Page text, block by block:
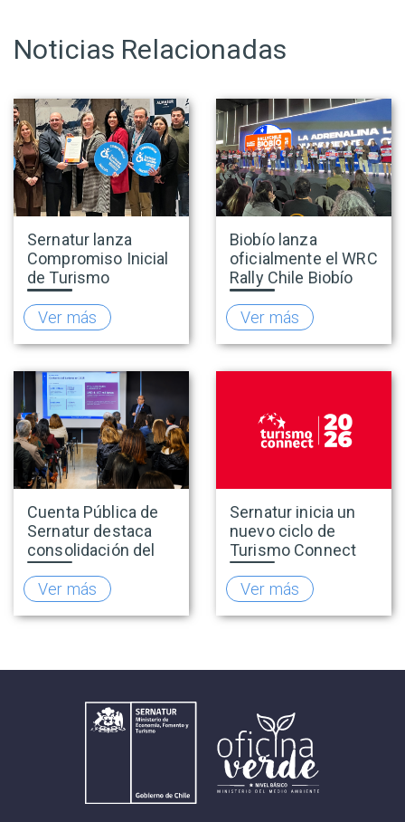
Noticias Relacionadas
Sernatur lanza
Compromiso Inicial
de Turismo
Accesible para
promover una
oferta turística más
inclusiva
Ver más
Biobío lanza
oficialmente el WRC
Rally Chile Biobío
2026 con 141
empresas
adheridas al Sello
Rally
Ver más
Cuenta Pública de
Sernatur destaca
consolidación del
turismo en 2025 y
presenta hoja de
ruta para fortalecer
la competitividad
Ver más
Sernatur inicia un
nuevo ciclo de
Turismo Connect
para fortalecer la
inteligencia de
mercado de la
industria turística
Ver más